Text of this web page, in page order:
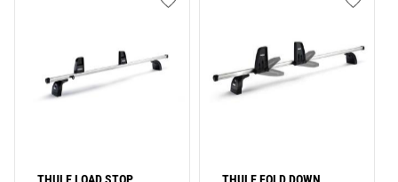
Lägg till i favoriter Lägg